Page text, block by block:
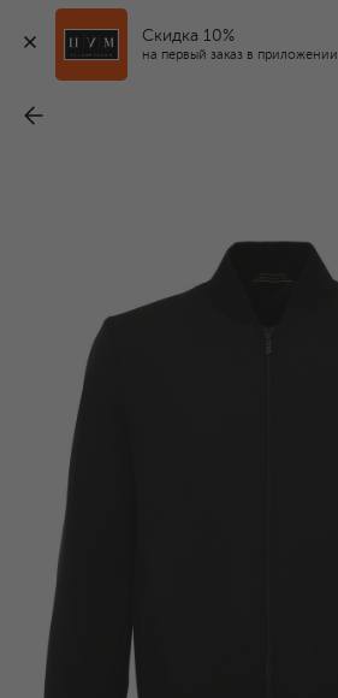
Скидка 10%
на первый заказ в приложении